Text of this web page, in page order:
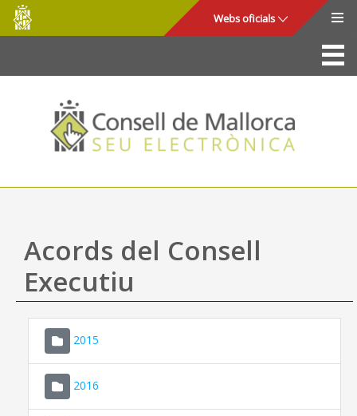
Salta al contingut principal
Consell
de
Mallorca
Webs oficials
La Seu
Consell de Mallorca
Accés i seguretat
Utilitats
Ajuda
Acords del Consell
Executiu
2015
2016